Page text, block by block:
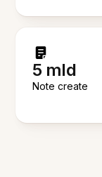
5 mld
Note create